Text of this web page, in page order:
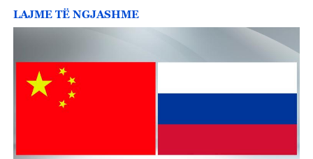
LAJME TË NGJASHME